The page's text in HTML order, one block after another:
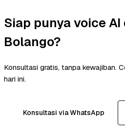
Siap punya voice AI
Bolango?
Konsultasi gratis, tanpa kewajiban.
hari ini.
Konsultasi via WhatsApp